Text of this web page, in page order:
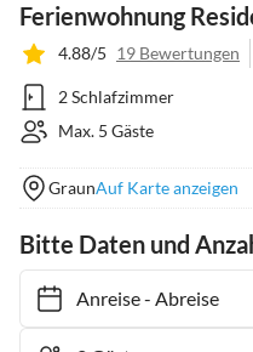
Ferienwohnung
4.88/5 19 Bewertungen
2 Schlafzimmer
Max. 5 Gäste
GraunAuf Karte anzeigen
Bitte Daten und
Anreise- Abreise